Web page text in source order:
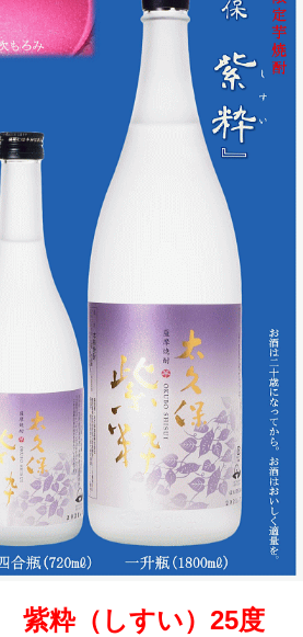
粋（しすい）25度